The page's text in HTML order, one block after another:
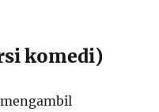
komedi)